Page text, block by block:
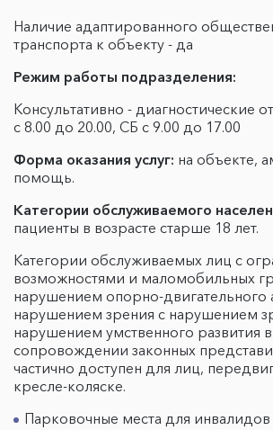
Наличие адаптированного
транспорта к объекту - да
Режим работы подразделения:
Консультативно - диагностические
с 8.00 до 20.00, СБ с 9.00 до 17.00
Форма оказания услуг: на объекте,
помощь.
Категории обслуживаемого
пациенты в возрасте старше 18 лет.
Категории обслуживаемых лиц с
возможностями и маломобильных
нарушением опорно-двигательного
нарушением зрения с нарушением
нарушением умственного развития в
сопровождении законных
частично доступен для лиц,
кресле-коляске.
Парковочные места для